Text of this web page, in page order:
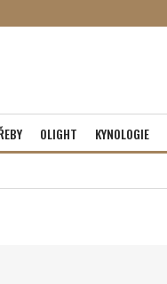
OLIGHT KYNOLOGIE